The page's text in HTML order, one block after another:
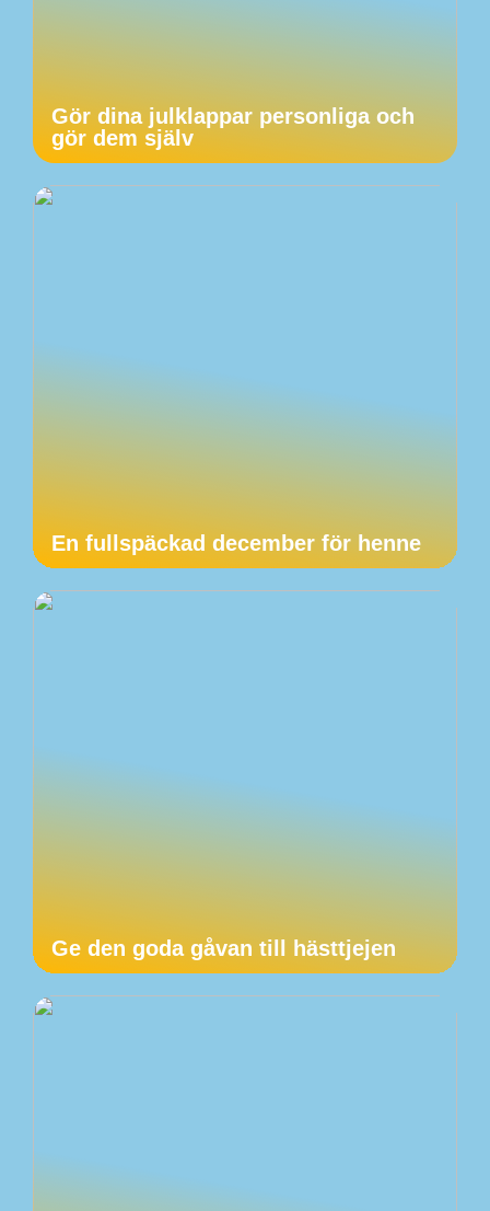
Gör dina julklappar personliga och
gör dem själv
En fullspäckad december för henne
Ge den goda gåvan till hästtjejen